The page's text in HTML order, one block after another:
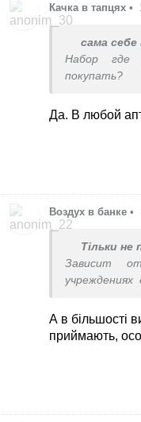
Качка в тапцях •
сама себе
Набор где
покупать?
Да. В любой
Воздух в банке •
Тільки не
Зависит
учреждениях
А в більшості
приймають,